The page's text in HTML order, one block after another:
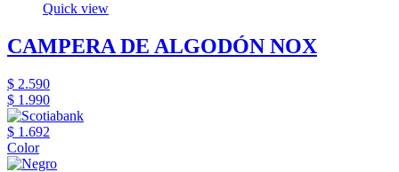
Quick view
CAMPERA DE ALGODÓN NOX
$ 2.590
$ 1.990
$ 1.692
Color